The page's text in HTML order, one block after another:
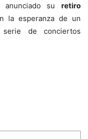
anunciado suretiro
la esperanza de un
de conciertos